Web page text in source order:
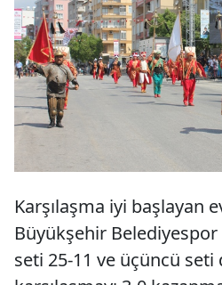
Karşılaşma iyi başlayan
Büyükşehir
seti 25-11 ve üçüncü seti